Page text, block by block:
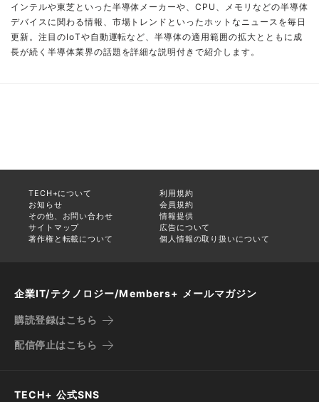
インテルや東芝といった半導体メーカーや、CPU、メモリなどの半導体
デバイスに関わる情報、市場トレンドといったホットなニュースを毎日
更新。注目のIoTや自動運転など、半導体の適用範囲の拡大とともに成
長が続く半導体業界の話題を詳細な説明付きで紹介します。
TECH+について
利用規約
お知らせ
会員規約
その他、お問い合わせ
情報提供
サイトマップ
広告について
著作権と転載について
個人情報の取り扱いについて
企業IT/テクノロジー/Members+ メールマガジン
購読登録はこちら
配信停止はこちら
TECH+ 公式SNS